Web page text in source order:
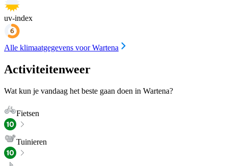
uv-index
Alle klimaatgegevens voor Wartena
Activiteitenweer
Wat kun je vandaag het beste gaan doen in Wartena?
Fietsen
Tuinieren